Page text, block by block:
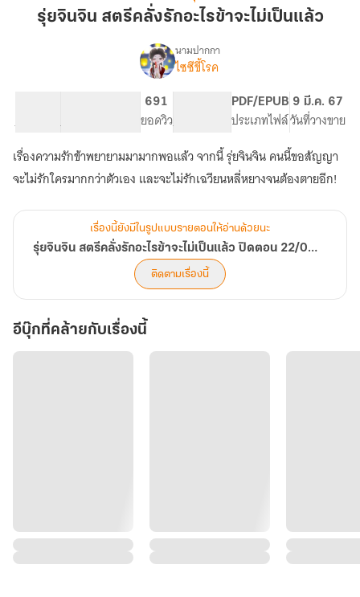
จิน
เป็น
แล้ว
รุ่ยจินจิน สตรีคลั่งรักอะไรข้าจะไม่เป็นแล้ว
เรื่อง
คลั่ง
รัก
อะไร
จะ
ไม่
เป็น
แล้ว
ปิด
ตอน
22/05/67
นามปากกา
ไซซีขี้โรค
จำนวนคำ จำนวนหน้า (A5)
691
ยอดวิวระดับเนื้อหา
PDF/EPUB
ประเภทไฟล์
9 มี.ค. 67
วันที่วางขาย
เรื่องความรักข้าพยายามมามากพอแล้ว จากนี้ รุ่ยจินจิน คนนี้ขอสัญญา
จะไม่รักใครมากกว่าตัวเอง และจะไม่รักเฉวียนหลี่หยางจนต้องตายอีก!
เรื่องนี้ยังมีในรูปแบบรายตอนให้อ่านด้วยนะ
รุ่ยจินจิน สตรีคลั่งรักอะไรข้าจะไม่เป็นแล้ว ปิดตอน 22/05/67
ติดตามเรื่องนี้
อีบุ๊กที่คล้ายกับเรื่องนี้